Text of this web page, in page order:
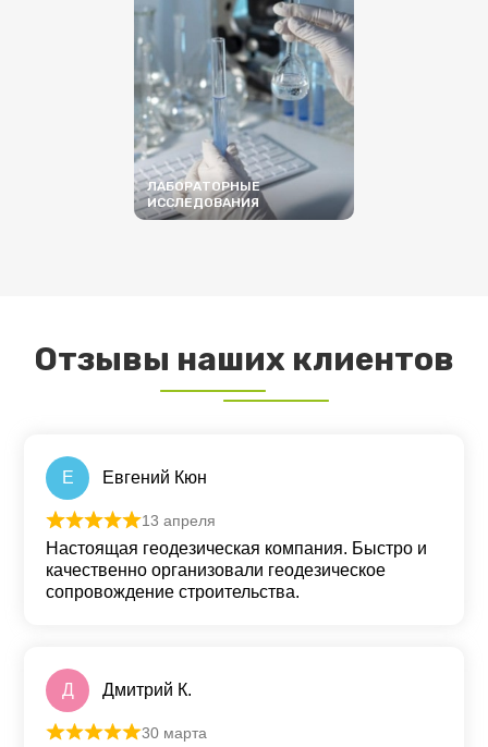
ЛАБОРАТОРНЫЕ
ИССЛЕДОВАНИЯ
Отзывы наших клиентов
Е Евгений Кюн
Оценка5 из 5
13 апреля
Настоящая геодезическая компания. Быстро и
качественно организовали геодезическое
сопровождение строительства.
Д Дмитрий К.
30 марта